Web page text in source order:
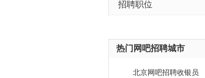
招聘职位
热门网吧招聘城市
北京网吧招聘收银员